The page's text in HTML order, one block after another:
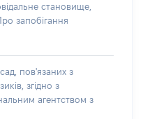
становище,
запобігання
пов'язаних з
згідно з
агентством з